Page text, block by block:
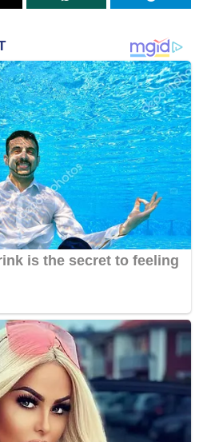
bermesyuarat dengan Menteri
ini perlu belajar untuk
pencinta alam lakukan iaitu
dan tanpa mahu
penggunaan tanah yang
alam sekitar.
Highlands, Pahang perlu
buat kita semua.
berlaku kejadian
dan suhu tanah tinggi itu
mendapati aktiviti
ini berkurangan dengan
langkah
lebih serius
sejak dua tahun lalu.